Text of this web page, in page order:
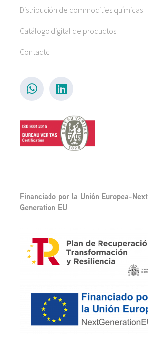
Distribución de commodities químicas
Catálogo digital de productos
Contacto
Financiado por la Unión Europea-Next
Generation EU